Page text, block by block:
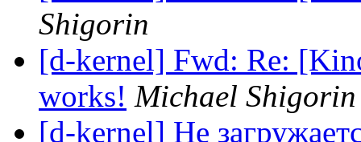
Shigorin
[d-kernel] Fwd: Re:
works! Michael Shigorin
[d-kernel] Не